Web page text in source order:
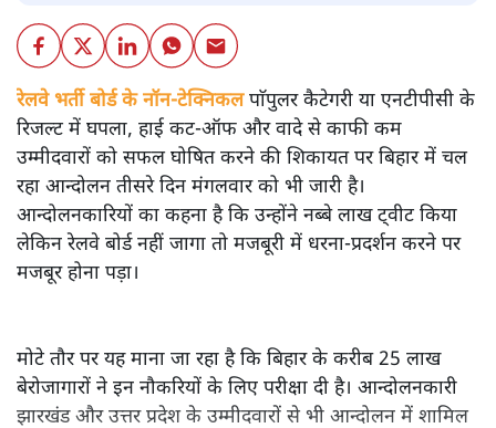
रेलवे भर्ती बोर्ड के नॉन-टेक्निकलपाॅपुलर कैटेगरी या एनटीपीसी के
रिजल्ट में घपला, हाई कट-ऑफ और वादे से काफी कम
उम्मीदवारों को सफल घोषित करने की शिकायत पर बिहार में चल
रहा आन्दोलन तीसरे दिन मंगलवार को भी जारी है।
आन्दोलनकारियों का कहना है कि उन्होंने नब्बे लाख ट्वीट किया
लेकिन रेलवे बोर्ड नहीं जागा तो मजबूरी में धरना-प्रदर्शन करने पर
मजबूर होना पड़ा।
मोटे तौर पर यह माना जा रहा है कि बिहार के करीब 25 लाख
बेरोजागारों ने इन नौकरियों के लिए परीक्षा दी है। आन्दोलनकारी
झारखंड और उत्तर प्रदेश के उम्मीदवारों से भी आन्दोलन में शामिल